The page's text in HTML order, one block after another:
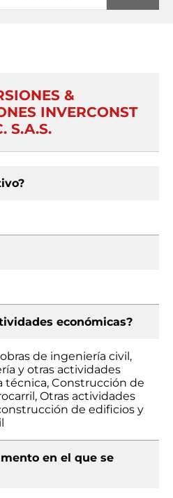
&
INVERCONST
S.A.S.
económicas?
de ingeniería civil,
y otras actividades
técnica, Construcción de
Otras actividades
de edificios y
en el que se